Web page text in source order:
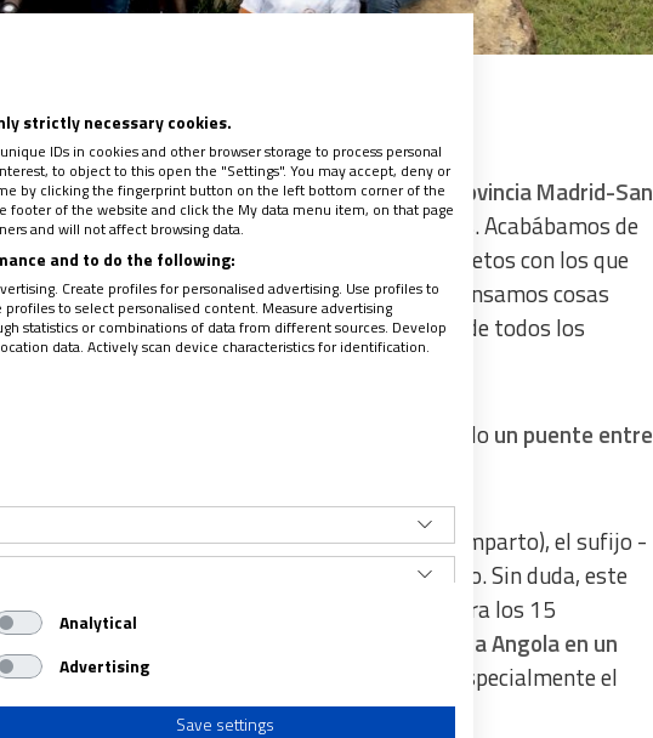
16, losCentros Educativos Vicencianos de la Provincia Madrid-San
un reto ambicioso para todos los colegios. Acabábamos de
en el aprendizaje a través de proyectos concretos con los que
trabajar en esto de cara al curso siguiente… Pensamos cosas
caminar surgió el más sorprendente y vital de todos los
la Provincia unida y apasionada, estableciendo un puente entre
de la misión compartida
por el principio: en la lengua inglesa (que yo imparto), el sufijo -
quería hacer brotar en nosotros algo nuevo. Sin duda, este
del Carisma Vicenciano. Al menos para los 15
hemos tenido la suerte de viajar dos semanas a Angola en un
era poner en práctica pedagogías innovadoras, especialmente el
la cultura y la fe.
strictly necessary cookies.
IDs in cookies and other browser storage to process personal
to object to this open the "Settings". You may accept, deny or
by clicking the fingerprint button on the left bottom corner of the
of the website and click the My data menu item, on that page
and will not affect browsing data.
and to do the following:
Create profiles for personalised advertising. Use profiles to
to select personalised content. Measure advertising
statistics or combinations of data from different sources. Develop
data. Actively scan device characteristics for identification.
Analytical
Advertising
Save settings